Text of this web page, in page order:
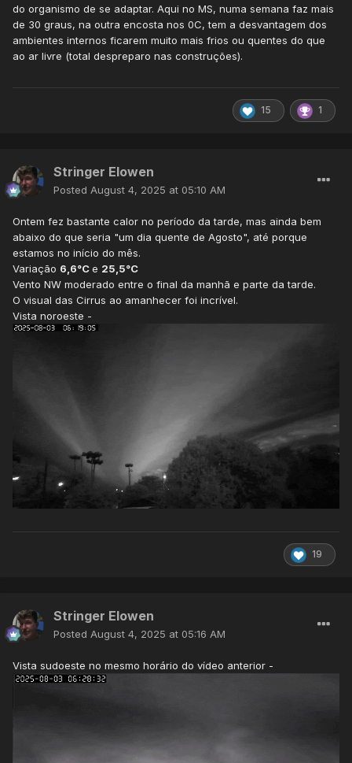
Pelo menos amanhã dá pra ficar com roupas leves à tarde...
do organismo de se adaptar. Aqui no MS, numa semana faz mais
de 30 graus, na outra encosta nos 0C, tem a desvantagem dos
ambientes internos ficarem muito mais frios ou quentes do que
ao ar livre (total despreparo nas construções).
15 1
Stringer Elowen
Posted August 4, 2025 at 05:10 AM
Ontem fez bastante calor no período da tarde, mas ainda bem
abaixo do que seria "um dia quente de Agosto", até porque
estamos no início do mês.
Variação 6,6°Ce 25,5°C
Vento NW moderado entre o final da manhã e parte da tarde.
O visual das Cirrus ao amanhecer foi incrível.
Vista noroeste -
19
Stringer Elowen
Posted August 4, 2025 at 05:16 AM
Vista sudoeste no mesmo horário do vídeo anterior -